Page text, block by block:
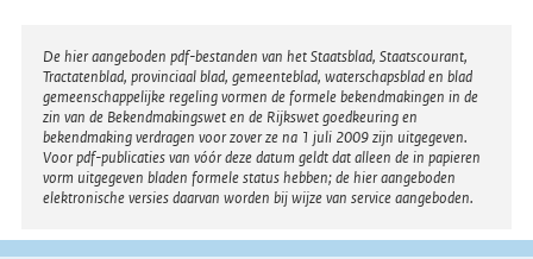
Disclaimer
De hier aangeboden pdf-bestanden van het Staatsblad, Staatscourant,
Tractatenblad, provinciaal blad, gemeenteblad, waterschapsblad en blad
gemeenschappelijke regeling vormen de formele bekendmakingen in de
zin van de Bekendmakingswet en de Rijkswet goedkeuring en
bekendmaking verdragen voor zover ze na 1 juli 2009 zijn uitgegeven.
Voor pdf-publicaties van vóór deze datum geldt dat alleen de in papieren
vorm uitgegeven bladen formele status hebben; de hier aangeboden
elektronische versies daarvan worden bij wijze van service aangeboden.